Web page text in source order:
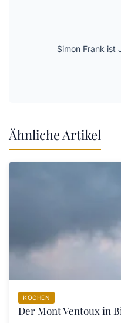
Simon Frank ist
Ähnliche Artikel
KOCHEN
Der Mont Ventoux in